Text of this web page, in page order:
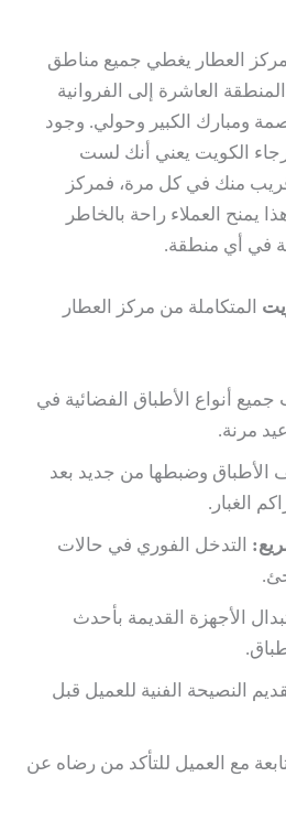
العطار يغطي جميع مناطق
العاشرة إلى الفروانية
ومبارك الكبير وحولي. وجود
الكويت يعني أنك لست
منك في كل مرة، فمركز
يمنح العملاء راحة بالخاطر
في أي منطقة.
المتكاملة من مركز العطار
جميع أنواع الأطباق الفضائية في
مرنة.
الأطباق وضبطها من جديد بعد
الغبار.
التدخل الفوري في حالات
الأجهزة القديمة بأحدث
النصيحة الفنية للعميل قبل
مع العميل للتأكد من رضاه عن